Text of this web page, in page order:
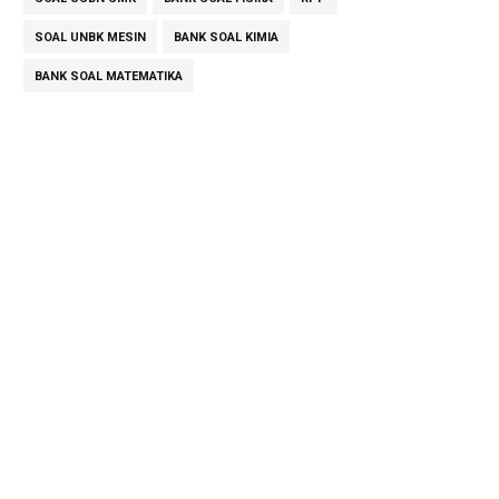
SOAL UNBK MESIN BANK SOAL KIMIA
BANK SOAL MATEMATIKA